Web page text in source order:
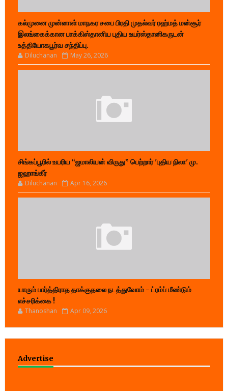
கல்முனை முன்னாள் மாநகர சபை பிரதி முதல்வர் ரஹ்மத் மன்சூர்
இலங்கைக்கான பாக்கிஸ்தானிய புதிய உயர்ஸ்தானிகருடன்
உத்தியோகபூர்வ சந்திப்பு.
Diluchanan May 26, 2026
சிங்கப்பூரில் உயரிய “ஜமாலியன் விருது” பெற்றார் 'புதிய நிலா' மு.
ஜஹாங்கீர்
Diluchanan Apr 16, 2026
யாரும் பார்த்திராத தாக்குதலை நடத்துவோம் - ட்ரம்ப் மீண்டும்
எச்சரிக்கை !
Thanoshan Apr 09, 2026
Advertise